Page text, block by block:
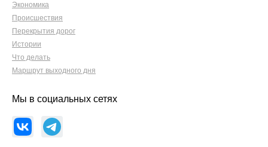
Экономика
Происшествия
Перекрытия дорог
Истории
Что делать
Маршрут выходного дня
Мы в социальных сетях